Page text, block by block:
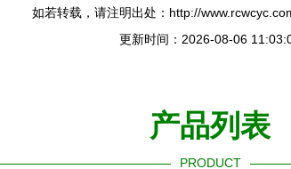
如若转载，请注明出处：http://
更新时间：2026-08-06
产品列表
PRODUCT